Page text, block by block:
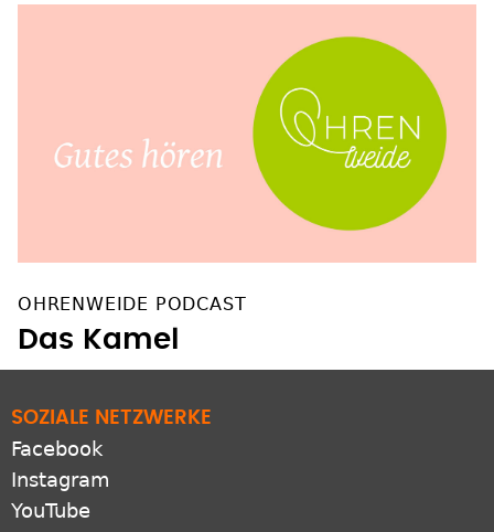
OHRENWEIDE PODCAST
Das Kamel
SOZIALE NETZWERKE
Facebook
Instagram
YouTube